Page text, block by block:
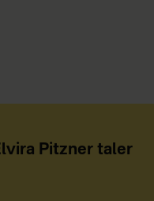
Pitzner taler